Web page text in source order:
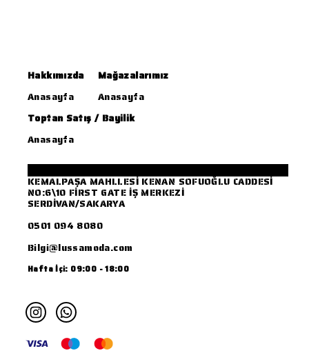
Hakkımızda
Anasayfa
Mağazalarımız
Anasayfa
Toptan Satış / Bayilik
Anasayfa
KEMALPAŞA MAHLLESİ KENAN SOFUOĞLU CADDESİ
NO:6\10 FİRST GATE İŞ MERKEZİ
SERDİVAN/SAKARYA
0501 094 8080
Bilgi@lussamoda.com
Hafta İçi: 09:00 - 18:00